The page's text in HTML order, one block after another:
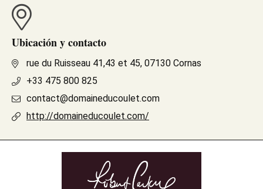
Ubicación y contacto
rue du Ruisseau 41,43 et 45, 07130 Cornas
+33 475 800 825
contact@domaineducoulet.com
http://domaineducoulet.com/